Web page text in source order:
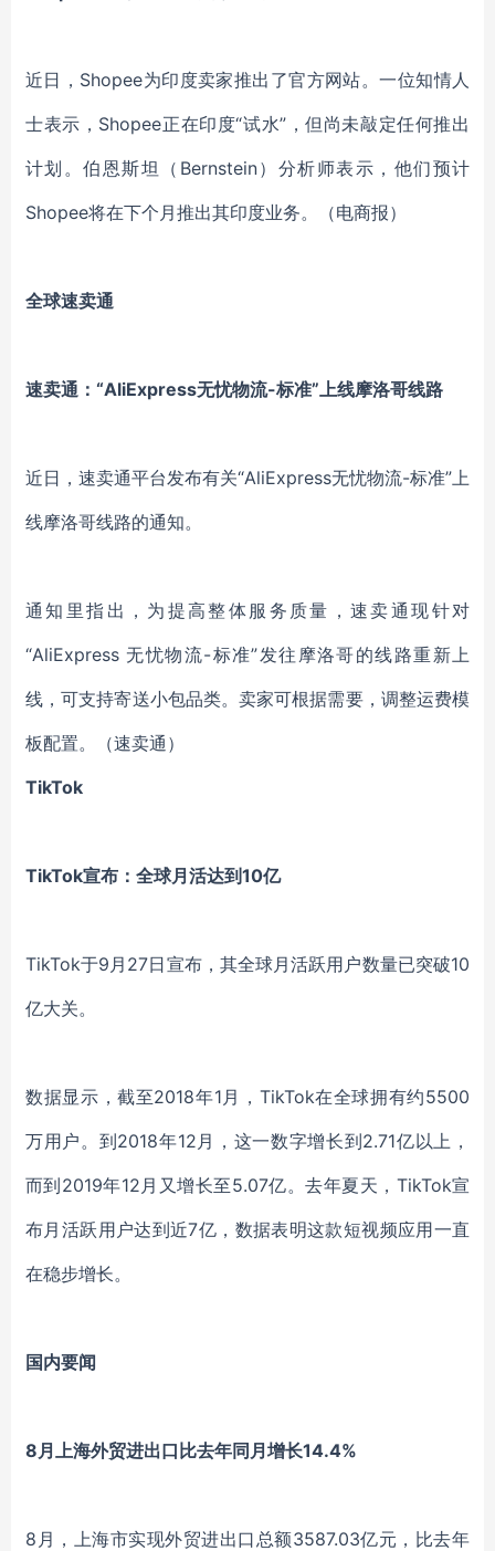
近日，Shopee为印度卖家推出了官方网站。一位知情人
士表示，Shopee正在印度“试水”，但尚未敲定任何推出
计划。伯恩斯坦（Bernstein）分析师表示，他们预计
Shopee将在下个月推出其印度业务。
（电商报）
全球速卖通
速卖通：“AliExpress无忧物流-标准”上线摩洛哥线路
近日，速卖通平台发布有关“AliExpress无忧物流-标准”上
线摩洛哥线路的通知。
通知里指出，为提高整体服务质量，速卖通现针对
“AliExpress 无忧物流-标准”发往摩洛哥的线路重新上
线，可支持寄送小包品类。卖家可根据需要，调整运费模
板配置。
（速卖通）
TikTok
TikTok宣布：全球月活达到10亿
TikTok于9月27日宣布，其全球月活跃用户数量已突破10
亿大关。
数据显示，截至2018年1月，TikTok在全球拥有约5500
万用户。到2018年12月，这一数字增长到2.71亿以上，
而到2019年12月又增长至5.07亿。去年夏天，TikTok宣
布月活跃用户达到近7亿，数据表明这款短视频应用一直
在稳步增长。
国内要闻
8月上海外贸进出口比去年同月增长14.4%
8月，上海市实现外贸进出口总额3587.03亿元，比去年